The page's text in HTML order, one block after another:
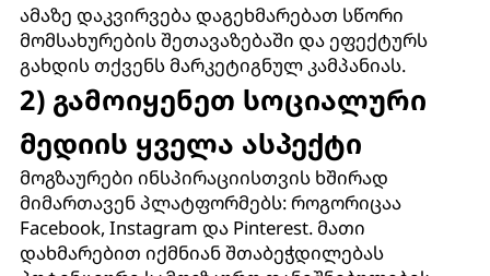
ამაზე დაკვირვება დაგეხმარებათ სწორი
მომსახურების შეთავაზებაში და ეფექტურს
გახდის თქვენს მარკეტიგნულ კამპანიას.
2) გამოიყენეთ სოციალური
მედიის ყველა ასპექტი
მოგზაურები ინსპირაციისთვის ხშირად
მიმართავენ პლატფორმებს: როგორიცაა
Facebook, Instagram და Pinterest. მათი
დახმარებით იქმნიან შთაბეჭდილებას